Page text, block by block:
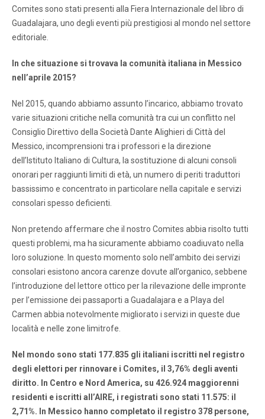
Comites sono stati presenti alla Fiera Internazionale del libro di
Guadalajara, uno degli eventi più prestigiosi al mondo nel settore
editoriale.
In che situazione si trovava la comunità italiana in Messico
nell’aprile 2015?
Nel 2015, quando abbiamo assunto l’incarico, abbiamo trovato
varie situazioni critiche nella comunità tra cui un conflitto nel
Consiglio Direttivo della Società Dante Alighieri di Città del
Messico, incomprensioni tra i professori e la direzione
dell’Istituto Italiano di Cultura, la sostituzione di alcuni consoli
onorari per raggiunti limiti di età, un numero di periti traduttori
bassissimo e concentrato in particolare nella capitale e servizi
consolari spesso deficienti.
Non pretendo affermare che il nostro Comites abbia risolto tutti
questi problemi, ma ha sicuramente abbiamo coadiuvato nella
loro soluzione. In questo momento solo nell’ambito dei servizi
consolari esistono ancora carenze dovute all’organico, sebbene
l’introduzione del lettore ottico per la rilevazione delle impronte
per l’emissione dei passaporti a Guadalajara e a Playa del
Carmen abbia notevolmente migliorato i servizi in queste due
località e nelle zone limitrofe.
Nel mondo sono stati 177.835 gli italiani iscritti nel registro
degli elettori per rinnovare i Comites, il 3,76% degli aventi
diritto. In Centro e Nord America, su 426.924 maggiorenni
residenti e iscritti all’AIRE, i registrati sono stati 11.575: il
2,71%. In Messico hanno completato il registro 378 persone,